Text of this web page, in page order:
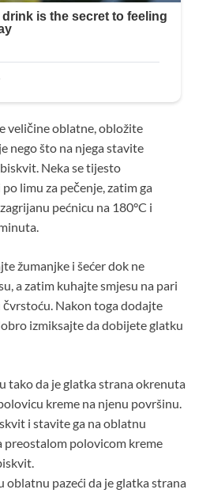
veličine oblatne, obložite
nego što na njega stavite
Neka se tijesto
limu za pečenje, zatim ga
pećnicu na 180°C i
žumanjke i šećer dok ne
a zatim kuhajte smjesu na pari
Nakon toga dodajte
izmiksajte da dobijete glatku
tako da je glatka strana okrenuta
kreme na njenu površinu.
i stavite ga na oblatnu
preostalom polovicom kreme
oblatnu pazeći da je glatka strana